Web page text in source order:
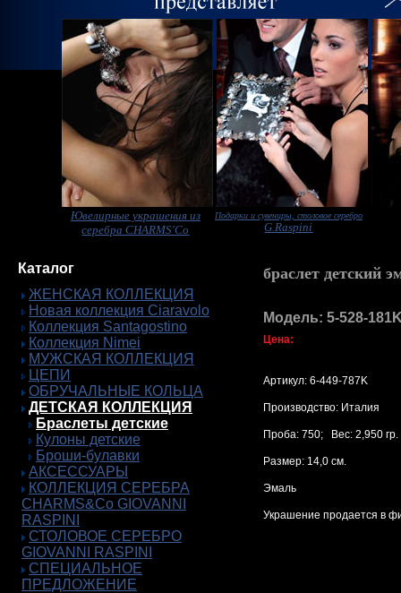
Ювелирные украшения из
серебра CHARMS'Co
Подарки и сувениры, столовое серебро
G.Raspini
Каталог
ЖЕНСКАЯ КОЛЛЕКЦИЯ
Новая коллекция Ciaravolo
Коллекция Santagostino
Коллекция Nimei
МУЖСКАЯ КОЛЛЕКЦИЯ
ЦЕПИ
ОБРУЧАЛЬНЫЕ КОЛЬЦА
ДЕТСКАЯ КОЛЛЕКЦИЯ
Браслеты детские
Кулоны детские
Броши-булавки
АКСЕССУАРЫ
КОЛЛЕКЦИЯ СЕРЕБРА
CHARMS&Co GIOVANNI
RASPINI
СТОЛОВОЕ СЕРЕБРО
GIOVANNI RASPINI
СПЕЦИАЛЬНОЕ
ПРЕДЛОЖЕНИЕ
браслет детский
Модель: 5-528-
Цена:
Артикул: 6-449-787K
Производство: Италия
Проба: 750; Вес: 2,950 гр.
Размер: 14,0 см.
Эмаль
Украшение продается в